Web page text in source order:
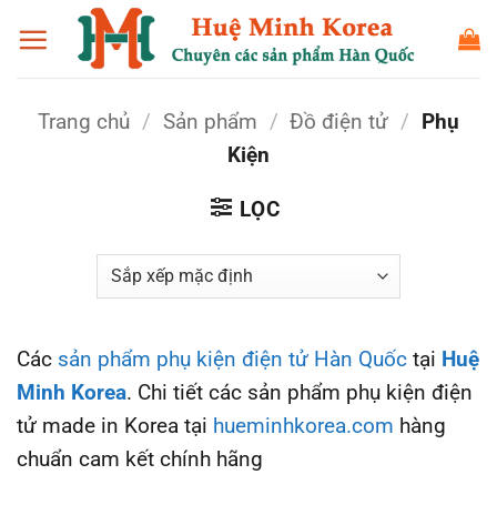
qua
dungTrang chủ / Sản phẩm / Đồ điện tử / Phụ
Kiện
LỌC
Các sản phẩm phụ kiện điện tử Hàn Quốc tại Huệ
Minh Korea. Chi tiết các sản phẩm phụ kiện điện
tử made in Korea tại hueminhkorea.com hàng
chuẩn cam kết chính hãng